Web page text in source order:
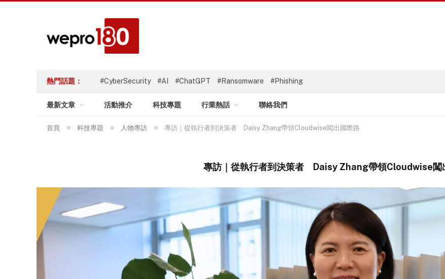
熱門話題： #CyberSecurity #AI #ChatGPT #Ransomware #Phishing
最新文章 活動推介 科技專題 行業熱話 聯絡我們
首頁 » 科技專題 » 人物專訪 » 專訪｜從執行者到決策者 Daisy Zhang帶領Cloudwise闖出國際路
專訪｜從執行者到決策者 Daisy Zhang帶領Cloudwise闖